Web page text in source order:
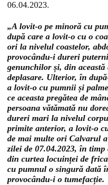
06.04.2023.
„A lovit-o pe minoră cu
după care a lovit-o cu o
ori la nivelul coastelor,
provocându-i dureri
genunchilor și, din
deplasare. Ulterior, în
a lovit-o cu pumnii și
ce aceasta pregătea de
persoana vătămată nu
dureri mari la nivelul
primite anterior, a lovit-o
de mai multe ori Calvarul
zilei de 07.04.2023, în timp
din curtea locuinței de
cu pumnul o singură dată
provocându-i o tumefacție.